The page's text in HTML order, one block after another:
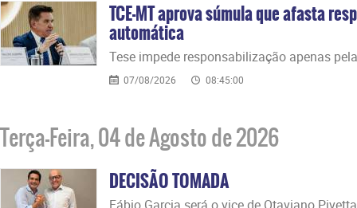
TCE-MT aprova súmula que afasta
automática
​Tese impede responsabilização apenas
07/08/2026 08:45:00
Terça-Feira, 04 de Agosto de 2026
DECISÃO TOMADA